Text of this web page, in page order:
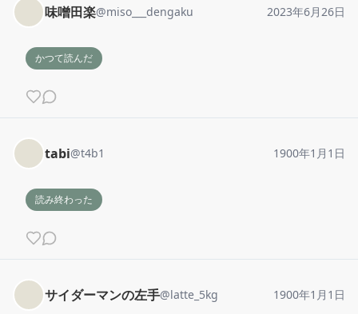
味噌田楽@miso___dengaku 2023年6月26日
かつて読んだ
tabi@t4b1 1900年1月1日
読み終わった
サイダーマンの左手@latte_5kg 1900年1月1日